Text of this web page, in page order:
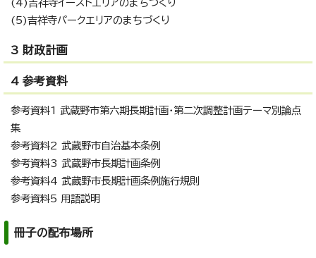
(4)吉祥寺イーストエリアのまちづくり
(5)吉祥寺パークエリアのまちづくり
3 財政計画
4 参考資料
参考資料1 武蔵野市第六期長期計画・第二次調整計画テーマ別論点
集
参考資料2 武蔵野市自治基本条例
参考資料3 武蔵野市長期計画条例
参考資料4 武蔵野市長期計画条例施行規則
参考資料5 用語説明
冊子の配布場所